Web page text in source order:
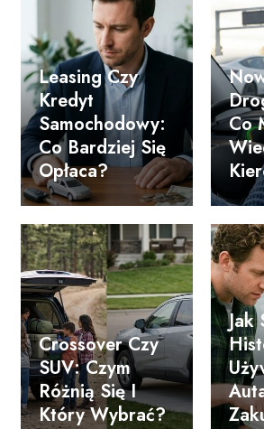
Leasing Czy
Kredyt
Samochodowy:
Co Bardziej Się
Opłaca?
Co
Crossover Czy
SUV: Czym
Różnią Się I
Który Wybrać?
Jak